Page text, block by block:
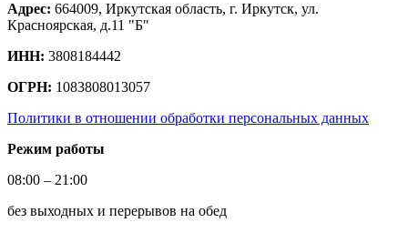
Адрес: 664009, Иркутская область, г. Иркутск, ул.
Красноярская, д.11 "Б"
ИНН: 3808184442
ОГРН: 1083808013057
Политики в отношении обработки персональных данных
Режим работы
08:00 – 21:00
без выходных и перерывов на обед